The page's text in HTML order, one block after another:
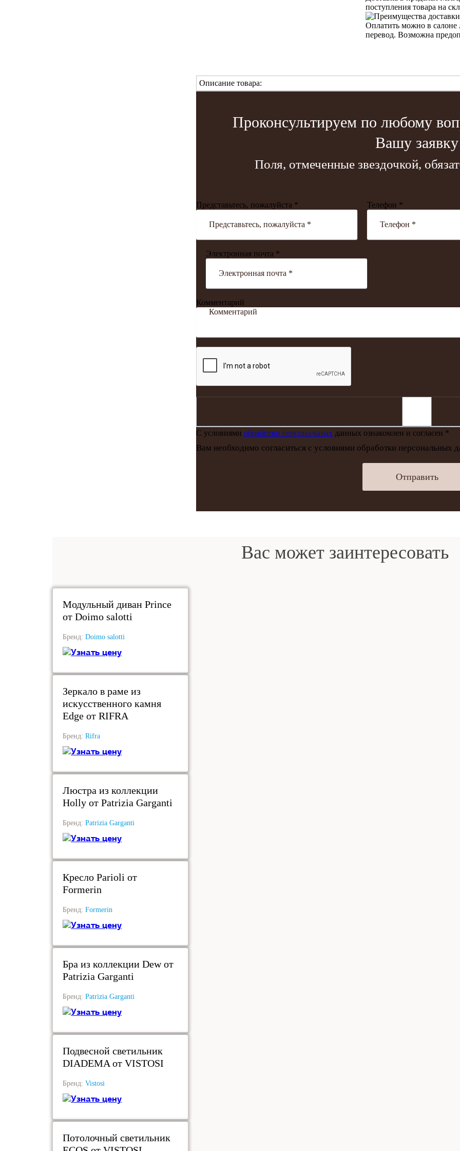
поступления товара на
Оплатить можно в
перевод. Возможна
Описание товара:
Проконсультируем по любому
Вашу заявку
Поля, отмеченные звездочкой,
Представьтесь, пожалуйста * Телефон *
Электронная почта *
Комментарий
С условиями обработки персональных данных ознакомлен и согласен *
Вам необходимо согласиться с условиями обработки персональных
Отправить
Вас может заинтересовать
Модульный диван Prince
от Doimo salotti
Бренд: Doimo salotti
Узнать цену
Зеркало в раме из
искусственного камня
Edge от RIFRA
Бренд: Rifra
Узнать цену
Люстра из коллекции
Holly от Patrizia Garganti
Бренд: Patrizia Garganti
Узнать цену
Кресло Parioli от
Formerin
Бренд: Formerin
Узнать цену
Бра из коллекции Dew от
Patrizia Garganti
Бренд: Patrizia Garganti
Узнать цену
Подвесной светильник
DIADEMA от VISTOSI
Бренд: Vistosi
Узнать цену
Потолочный светильник